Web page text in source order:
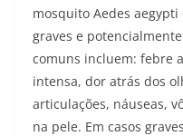
mosquito Aedes
graves e
comuns incluem: febre
intensa, dor atrás dos
articulações, náuseas,
na pele. Em casos